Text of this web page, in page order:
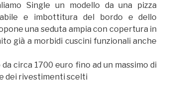
Single un modello da una pizza
e imbottitura del bordo e dello
una seduta ampia con copertura in
già a morbidi cuscini funzionali anche
circa 1700 euro fino ad un massimo di
dei rivestimenti scelti